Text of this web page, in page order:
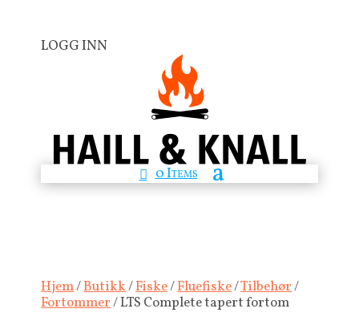
LOGG INN
0 Items
Hjem/Butikk/Fiske/Fluefiske/Tilbehør/
Fortommer/ LTS Complete tapert fortom